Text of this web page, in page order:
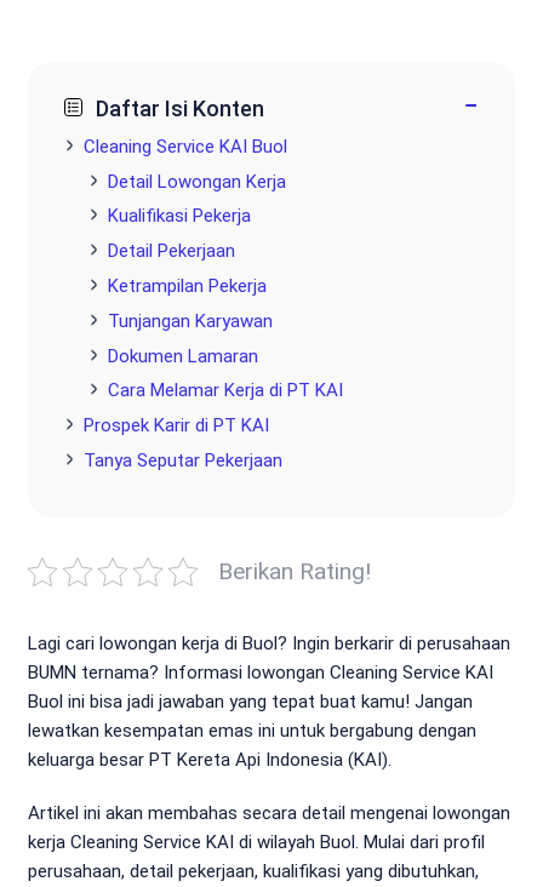
Daftar Isi Konten −
Cleaning Service KAI Buol
Detail Lowongan Kerja
Kualifikasi Pekerja
Detail Pekerjaan
Ketrampilan Pekerja
Tunjangan Karyawan
Dokumen Lamaran
Cara Melamar Kerja di PT KAI
Prospek Karir di PT KAI
Tanya Seputar Pekerjaan
Berikan Rating!
Lagi cari lowongan kerja di Buol? Ingin berkarir di perusahaan
BUMN ternama? Informasi lowongan Cleaning Service KAI
Buol ini bisa jadi jawaban yang tepat buat kamu! Jangan
lewatkan kesempatan emas ini untuk bergabung dengan
keluarga besar PT Kereta Api Indonesia (KAI).
Artikel ini akan membahas secara detail mengenai lowongan
kerja Cleaning Service KAI di wilayah Buol. Mulai dari profil
perusahaan, detail pekerjaan, kualifikasi yang dibutuhkan,